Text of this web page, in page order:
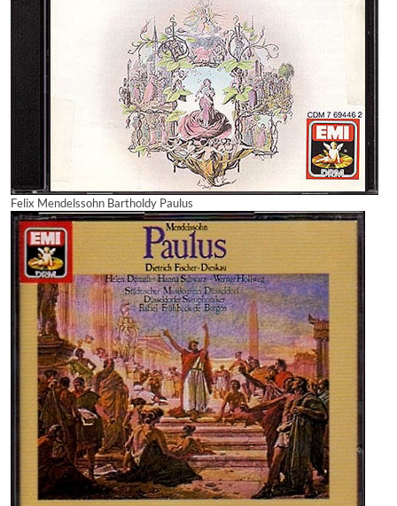
Felix Mendelssohn Bartholdy Paulus